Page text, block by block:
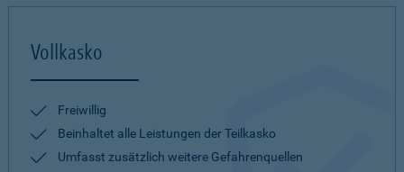
Vollkasko
Freiwillig
Beinhaltet alle Leistungen der Teilkasko
Umfasst zusätzlich weitere Gefahrenquellen